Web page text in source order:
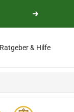
Weiter
Ratgeber & Hilfe